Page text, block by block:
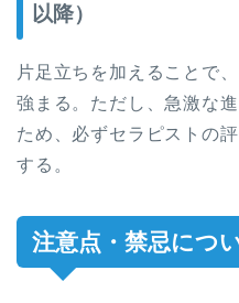
以降）
片足立ちを加えることで
強まる。ただし、急激な
ため、必ずセラピストの
する。
注意点・禁忌につ